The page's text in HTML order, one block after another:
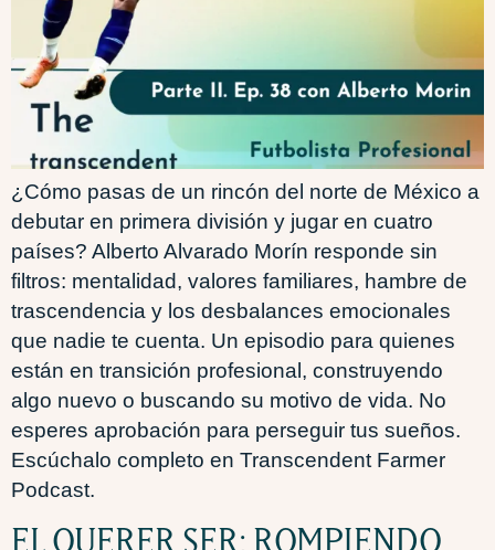
¿Cómo pasas de un rincón del norte de México a
debutar en primera división y jugar en cuatro
países? Alberto Alvarado Morín responde sin
filtros: mentalidad, valores familiares, hambre de
trascendencia y los desbalances emocionales
que nadie te cuenta. Un episodio para quienes
están en transición profesional, construyendo
algo nuevo o buscando su motivo de vida. No
esperes aprobación para perseguir tus sueños.
Escúchalo completo en Transcendent Farmer
Podcast.
EL QUERER SER: ROMPIENDO